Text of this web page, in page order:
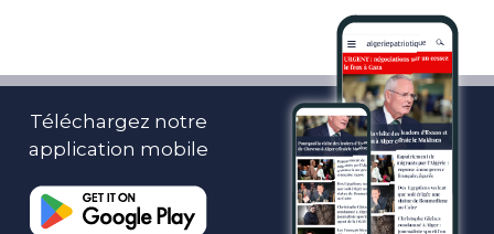
Téléchargez notre
application mobile